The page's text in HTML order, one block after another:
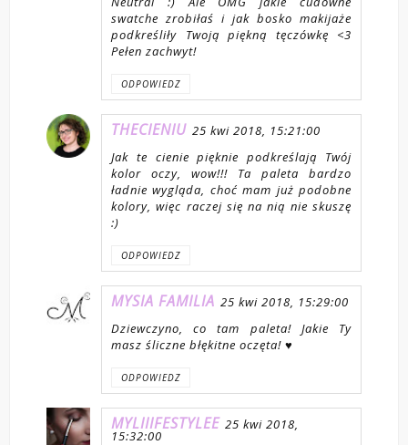
swatche zrobiłaś i jak bosko makijaże
podkreśliły Twoją piękną tęczówkę <3
Pełen zachwyt!
ODPOWIEDZ
THECIENIU 25 kwi 2018, 15:21:00
Jak te cienie pięknie podkreślają Twój
kolor oczy, wow!!! Ta paleta bardzo
ładnie wygląda, choć mam już podobne
kolory, więc raczej się na nią nie skuszę
:)
ODPOWIEDZ
MYSIA FAMILIA 25 kwi 2018, 15:29:00
Dziewczyno, co tam paleta! Jakie Ty
masz śliczne błękitne oczęta! ♥
ODPOWIEDZ
MYLIIIFESTYLEE 25 kwi 2018,
15:32:00